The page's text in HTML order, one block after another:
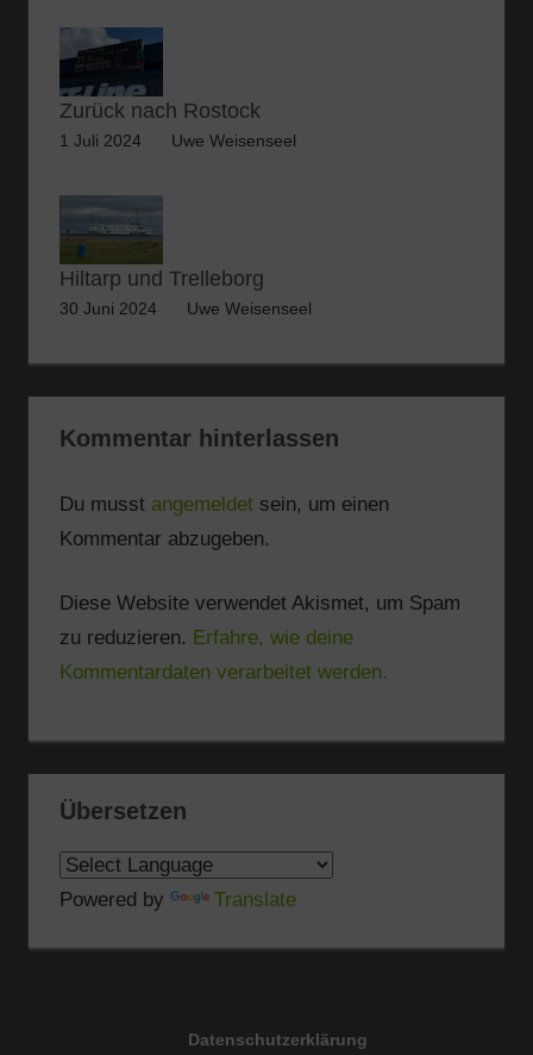
Zurück nach Rostock
1 Juli 2024 Uwe Weisenseel
Hiltarp und Trelleborg
30 Juni 2024 Uwe Weisenseel
Kommentar hinterlassen
Du musst angemeldetsein, um einen
Kommentar abzugeben.
Diese Website verwendet Akismet, um Spam
zu reduzieren. Erfahre, wie deine
Kommentardaten verarbeitet werden.
Übersetzen
Powered by Translate
Datenschutzerklärung